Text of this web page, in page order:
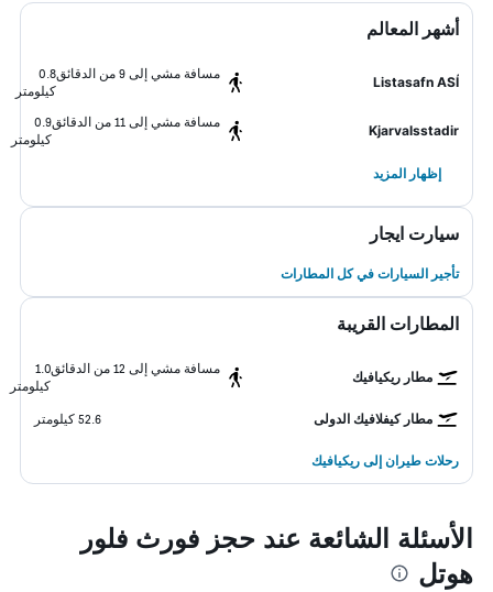
أشهر المعالم
Listasafn ASÍ
مسافة مشي إلى 9 من الدقائق
0.8
كيلومتر
Kjarvalsstadir
مسافة مشي إلى 11 من الدقائق
0.9
كيلومتر
إظهار المزيد
سيارت ايجار
تأجير السيارات في كل المطارات
المطارات القريبة
مطار ريكيافيك
مسافة مشي إلى 12 من الدقائق
1.0
كيلومتر
مطار كيفلافيك الدولى
52.6 كيلومتر
رحلات طيران إلى ريكيافيك
الأسئلة الشائعة عند حجز فورث فلور
هوتل